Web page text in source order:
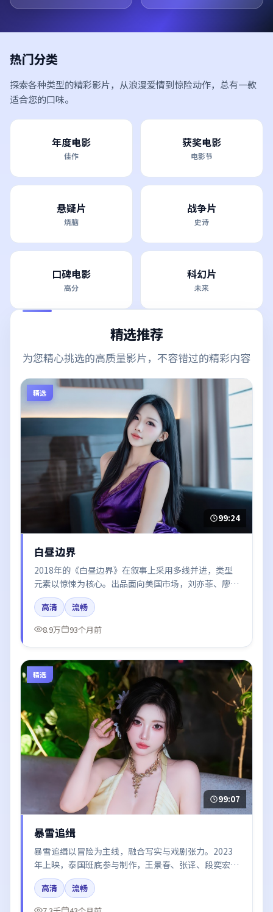
热门分类
探索各种类型的精彩影片，从浪漫爱情到惊险动作，总有一款
适合您的口味。
年度电影
佳作
获奖电影
电影节
悬疑片
烧脑
战争片
史诗
口碑电影
高分
科幻片
未来
精选推荐
为您精心挑选的高质量影片，不容错过的精彩内容
精选
99:24
白昼边界
2018年的《白昼边界》在叙事上采用多线并进，类型
元素以惊悚为核心。出品面向美国市场，刘亦菲、廖
凡、易烊千玺所饰角色推动关键反转，结尾留白引发讨
论。
高清
流畅
8.9万
93个月前
精选
99:07
暴雪追缉
暴雪追缉以冒险为主线，融合写实与戏剧张力。2023
年上映，泰国班底参与制作，王景春、张译、段奕宏在
片中呈现细腻表演，影像风格统一，配乐与剪辑强化了
情绪曲线。
高清
流畅